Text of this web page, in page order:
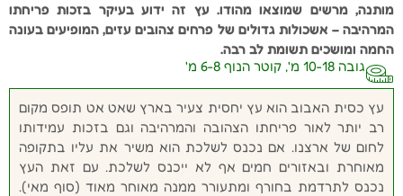
מותנה, מרשים שמוצאו מהודו. עץ זה ידוע בעיקר בזכות פריחתו
המרהיבה – אשכולות גדולים של פרחים צהובים עזים, המופיעים בעונה
החמה ומושכים תשומת לב רבה.
גובה 10-18 מ', קוטר הנוף 6-8 מ'
עץ כסית האבוב הוא עץ יחסית צעיר בארץ שאט אט תופס מקום
רב יותר לאור פריחתו הצהובה והמרהיבה וגם בזכות עמידותו
לחום של ארצנו. אם נכנס לשלכת הוא משיר את עליו בתקופה
מאוחרת ובאזורים חמים אף לא ייכנס לשלכת. עם זאת העץ
נכנס לתרדמת בחורף ומתעורר ממנה מאוחר מאוד (סוף מאי).